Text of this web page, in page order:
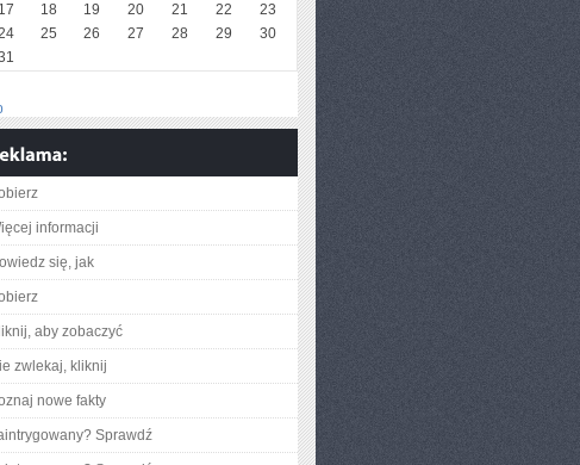
17
18 19 20 21 22
23
25 26 27 28 29
30
informacji
się, jak
aby zobaczyć
zwlekaj, kliknij
nowe fakty
Sprawdź